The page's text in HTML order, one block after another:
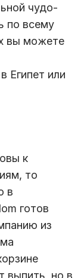
чудо-
по всему
вы можете
Египет или
к
то
в
готов
из
выпить, но в